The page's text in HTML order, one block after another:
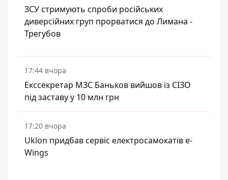
ЗСУ стримують спроби російських
диверсійних груп прорватися до Лимана -
Трегубов
17:44 вчора
Екссекретар МЗС Баньков вийшов із СІЗО
під заставу у 10 млн грн
17:20 вчора
Uklon придбав сервіс електросамокатів e-
Wings